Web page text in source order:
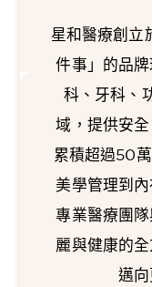
星和醫療創立
件事」的品
科、牙科、
域，提供安全
累積超過50
美學管理到
專業醫療團
麗與健康的
邁向